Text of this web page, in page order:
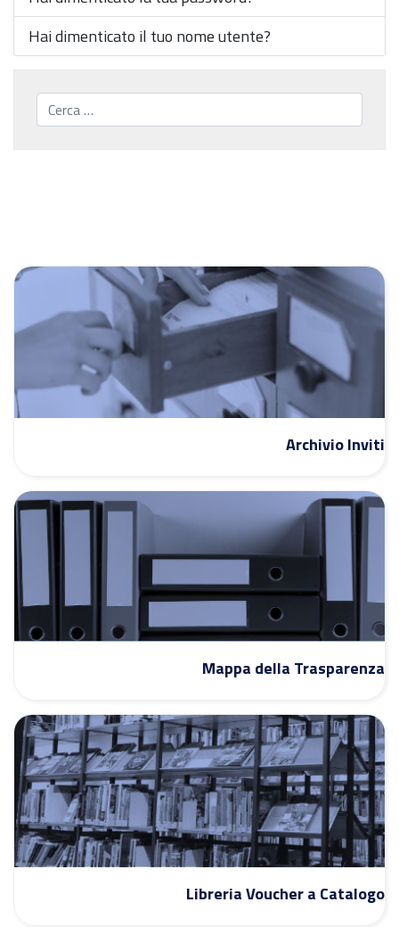
Hai dimenticato il tuo nome utente?
Cerca...
Archivio Inviti
Mappa della Trasparenza
Libreria Voucher a Catalogo